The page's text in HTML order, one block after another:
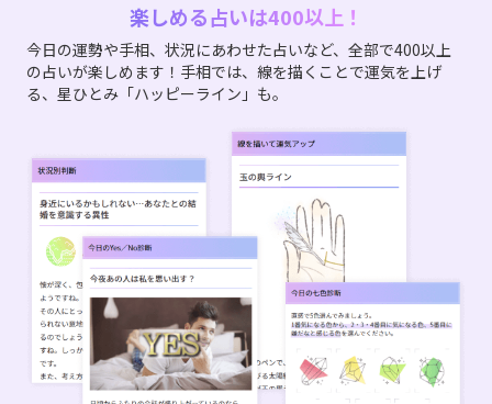
楽しめる占いは400以上！
今日の運勢や手相、状況にあわせた占いなど、全部で400以上
の占いが楽しめます！手相では、線を描くことで運気を上げ
る、星ひとみ「ハッピーライン」も。